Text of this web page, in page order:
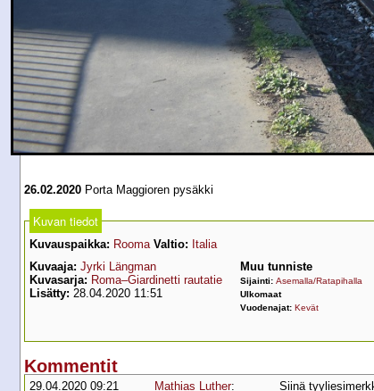
26.02.2020 Porta Maggioren pysäkki
Kuvan tiedot
Kuvauspaikka: Rooma Valtio: Italia
Kuvaaja: Jyrki Längman
Kuvasarja: Roma–Giardinetti rautatie
Lisätty: 28.04.2020 11:51
Muu tunniste
Sijainti: Asemalla/Ratapihalla
Ulkomaat
Vuodenajat: Kevät
Kommentit
29.04.2020 09:21 Mathias Luther: Siinä